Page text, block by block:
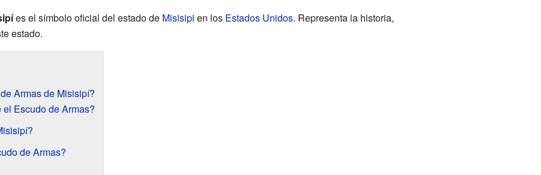
es el símbolo oficial del estado de Misisipi en los Estados Unidos. Representa la historia,
estado.
Armas de Misisipí?
Escudo de Armas?
de Armas?